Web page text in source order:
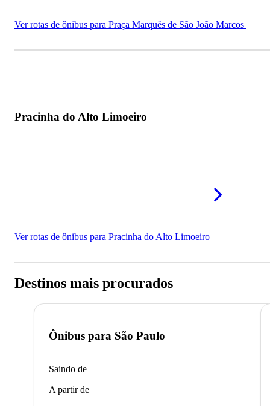
Ver rotas de ônibus para Praça Marquês de São João Marcos
Pracinha do Alto Limoeiro
Ver rotas de ônibus para Pracinha do Alto Limoeiro
Destinos mais procurados
Ônibus para São Paulo
Saindo de
A partir de